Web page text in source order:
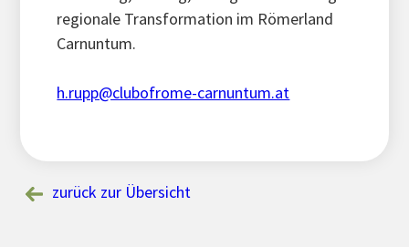
regionale Transformation im Römerland
Carnuntum.
h.rupp@clubofrome-carnuntum.at
zurück zur Übersicht